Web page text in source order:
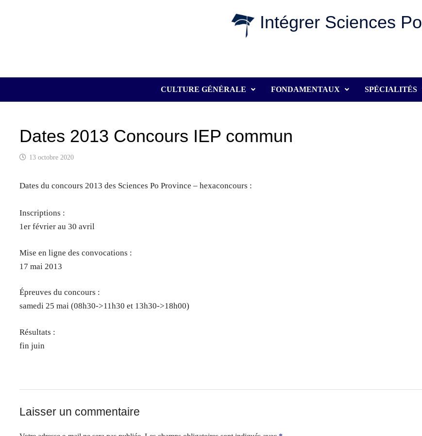
Intégrer Sciences Po
CULTURE GÉNÉRALE FONDAMENTAUX SPÉCIALITÉS
Dates 2013 Concours IEP commun
13 octobre 2020
Dates du concours 2013 des Sciences Po Province – hexaconcours :
Inscriptions :
1er février au 30 avril
Mise en ligne des convocations :
17 mai 2013
Épreuves du concours :
samedi 25 mai (08h30->11h30 et 13h30->18h00)
Résultats :
fin juin
Laisser un commentaire